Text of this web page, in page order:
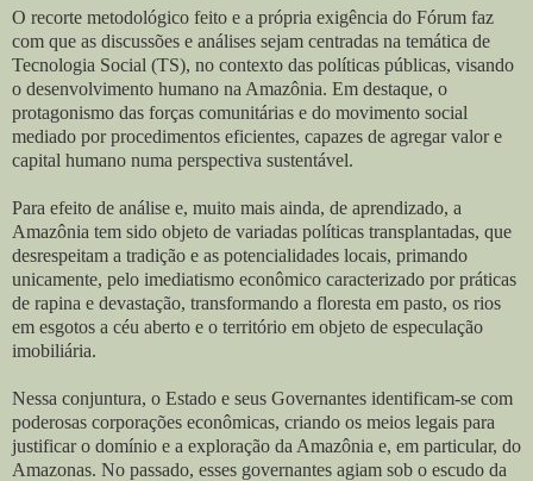
O recorte metodológico feito e a própria exigência do Fórum faz
com que as discussões e análises sejam centradas na temática de
Tecnologia Social (TS), no contexto das políticas públicas, visando
o desenvolvimento humano na Amazônia. Em destaque, o
protagonismo das forças comunitárias e do movimento social
mediado por procedimentos eficientes, capazes de agregar valor e
capital humano numa perspectiva sustentável.
Para efeito de análise e, muito mais ainda, de aprendizado, a
Amazônia tem sido objeto de variadas políticas transplantadas, que
desrespeitam a tradição e as potencialidades locais, primando
unicamente, pelo imediatismo econômico caracterizado por práticas
de rapina e devastação, transformando a floresta em pasto, os rios
em esgotos a céu aberto e o território em objeto de especulação
imobiliária.
Nessa conjuntura, o Estado e seus Governantes identificam-se com
poderosas corporações econômicas, criando os meios legais para
justificar o domínio e a exploração da Amazônia e, em particular, do
Amazonas. No passado, esses governantes agiam sob o escudo da